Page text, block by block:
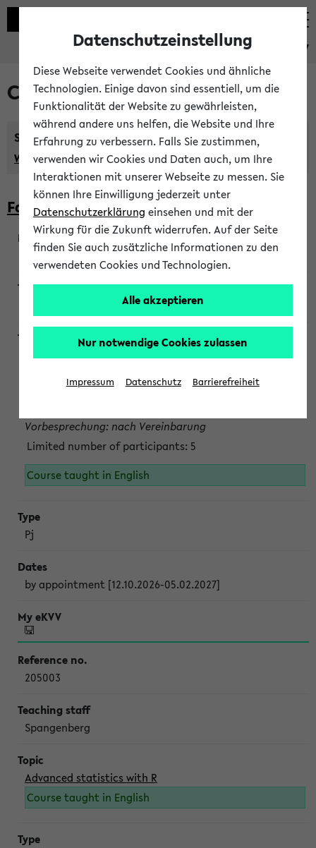
eKVV
Courses taught in English
Semester:
WiSe 2026/2027 SoSe 2026 Previous...
Faculty of Biology
200923
Wendisch, Peters-Wendisch, Stegelmann
Projektmodul "Bakterielle Biotechnologie"
Persönliche Anmeldung beim Veranstalter ist unbedingt
Vorbesprechung: nach Vereinbarung
Limited number of participants: 5
Course taught in English
Pj
by appointment [12.10.2026-05.02.2027]
205003
Spangenberg
Advanced statistics with R
Course taught in English
Datenschutzeinstellung
Diese Webseite verwendet Cookies und ähnliche
Technologien. Einige davon sind essentiell, um die
Funktionalität der Website zu gewährleisten,
während andere uns helfen, die Website und Ihre
Erfahrung zu verbessern. Falls Sie zustimmen,
verwenden wir Cookies und Daten auch, um Ihre
Interaktionen mit unserer Webseite zu messen. Sie
können Ihre Einwilligung jederzeit unter
Datenschutzerklärung einsehen und mit der
Wirkung für die Zukunft widerrufen. Auf der Seite
finden Sie auch zusätzliche Informationen zu den
verwendeten Cookies und Technologien.
Alle akzeptieren
Nur notwendige Cookies zulassen
Impressum Datenschutz Barrierefreiheit